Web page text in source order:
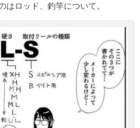
はロッド、釣竿について。